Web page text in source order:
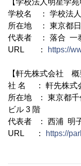
学校名 ： 学校法
所在地 ： 東京都日
代表者 ： 落合 一
URL ：
https://
【軒先株式会社 概
社 名 ： 軒先株式
所在地 ： 東京都
ビル 3 階
代表者 ： 西浦 明
URL ：
https://